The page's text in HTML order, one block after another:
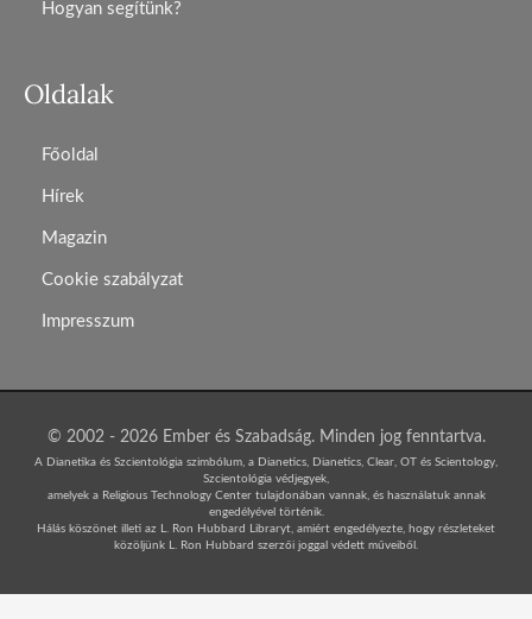
Hogyan segítünk?
Oldalak
Főoldal
Hírek
Magazin
Cookie szabályzat
Impresszum
© 2002 - 2026 Ember és Szabadság. Minden jog fenntartva.
A Dianetika és Szcientológia szimbólum, a Dianetics, Dianetics, Clear, OT és Scientology,
Szcientológia védjegyek,
amelyek a Religious Technology Center tulajdonában vannak, és használatuk annak
engedélyével történik.
Hálás köszönet illeti az L. Ron Hubbard Libraryt, amiért engedélyezte, hogy részleteket
közöljünk L. Ron Hubbard szerzői joggal védett műveiből.